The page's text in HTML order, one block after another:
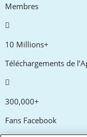
Membres
10 Millions+
Téléchargements de
300,000+
Fans Facebook